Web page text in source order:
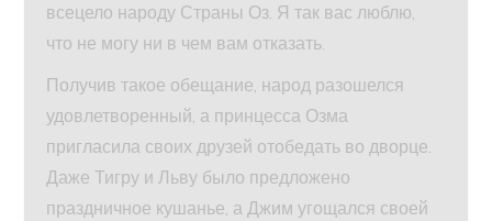
всецело народу Страны Оз. Я так вас люблю,
что не могу ни в чем вам отказать.
Получив такое обещание, народ разошелся
удовлетворенный, а принцесса Озма
пригласила своих друзей отобедать во дворце.
Даже Тигру и Льву было предложено
праздничное кушанье, а Джим угощался своей